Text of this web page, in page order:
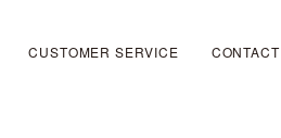
CUSTOMER SERVICE CONTACT